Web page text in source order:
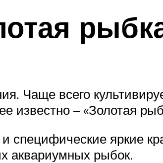
Чаще всего
известно – «Золотая
специфические яркие
аквариумных рыбок.